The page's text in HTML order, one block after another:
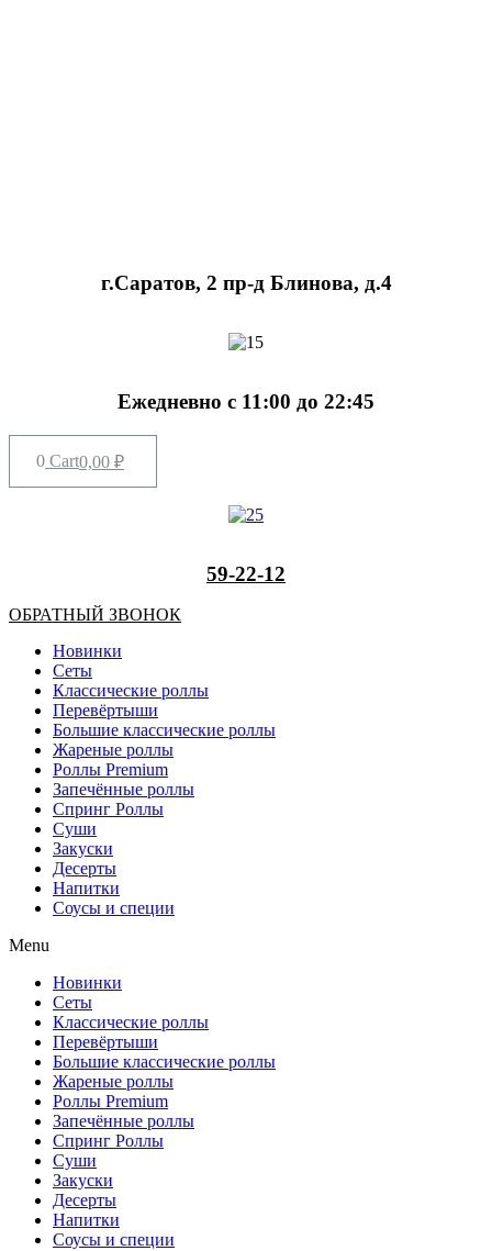
г.Саратов, 2 пр-д Блинова, д.4
Ежедневно с 11:00 до 22:45
0,00 ₽
Cart
59-22-12
ОБРАТНЫЙ ЗВОНОК
Новинки
Сеты
Классические роллы
Перевёртыши
Большие классические роллы
Жареные роллы
Роллы Premium
Запечённые роллы
Спринг Роллы
Суши
Закуски
Десерты
Напитки
Соусы и специи
Menu
Новинки
Сеты
Классические роллы
Перевёртыши
Большие классические роллы
Жареные роллы
Роллы Premium
Запечённые роллы
Спринг Роллы
Суши
Закуски
Десерты
Напитки
Соусы и специи